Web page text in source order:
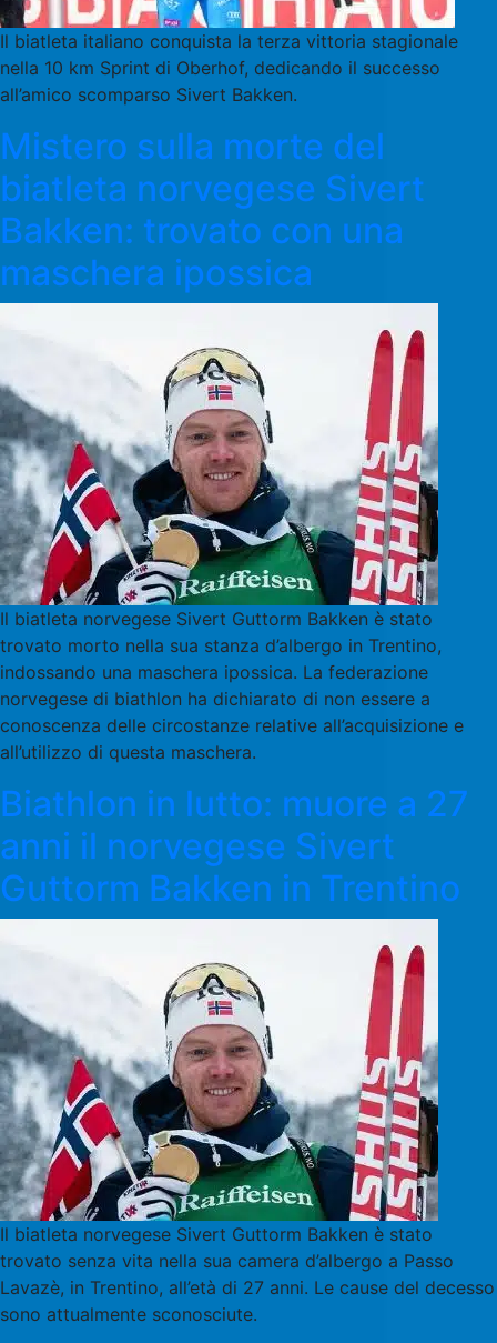
Il biatleta italiano conquista la terza vittoria stagionale
nella 10 km Sprint di Oberhof, dedicando il successo
all’amico scomparso Sivert Bakken.
Mistero sulla morte del
biatleta norvegese Sivert
Bakken: trovato con una
maschera ipossica
Il biatleta norvegese Sivert Guttorm Bakken è stato
trovato morto nella sua stanza d’albergo in Trentino,
indossando una maschera ipossica. La federazione
norvegese di biathlon ha dichiarato di non essere a
conoscenza delle circostanze relative all’acquisizione e
all’utilizzo di questa maschera.
Biathlon in lutto: muore a 27
anni il norvegese Sivert
Guttorm Bakken in Trentino
Il biatleta norvegese Sivert Guttorm Bakken è stato
trovato senza vita nella sua camera d’albergo a Passo
Lavazè, in Trentino, all’età di 27 anni. Le cause del decesso
sono attualmente sconosciute.